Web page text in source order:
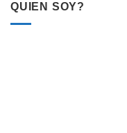
QUIEN SOY?